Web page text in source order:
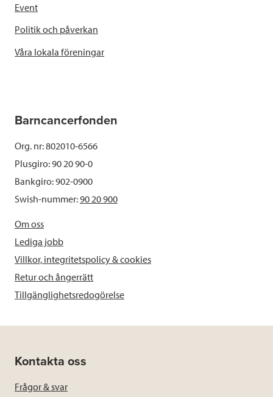
Event
Politik och påverkan
Våra lokala föreningar
Barncancerfonden
Org. nr: 802010-6566
Plusgiro: 90 20 90-0
Bankgiro: 902-0900
Swish-nummer:90 20 900
Om oss
Lediga jobb
Villkor, integritetspolicy & cookies
Retur och ångerrätt
Tillgänglighetsredogörelse
Kontakta oss
Frågor & svar